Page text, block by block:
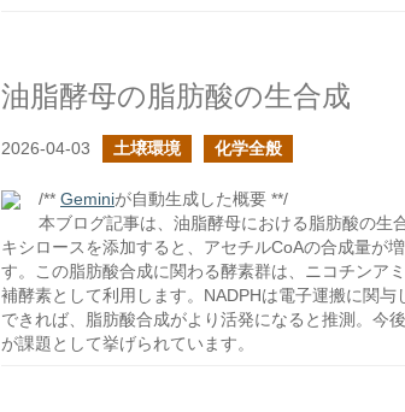
油脂酵母の脂肪酸の生合成
2026-04-03 土壌環境 化学全般
/** Geminiが自動生成した概要 **/
本ブログ記事は、油脂酵母における脂肪酸の生
キシロースを添加すると、アセチルCoAの合成量が
す。この脂肪酸合成に関わる酵素群は、ニコチンア
補酵素として利用します。NADPHは電子運搬に関
できれば、脂肪酸合成がより活発になると推測。今
が課題として挙げられています。